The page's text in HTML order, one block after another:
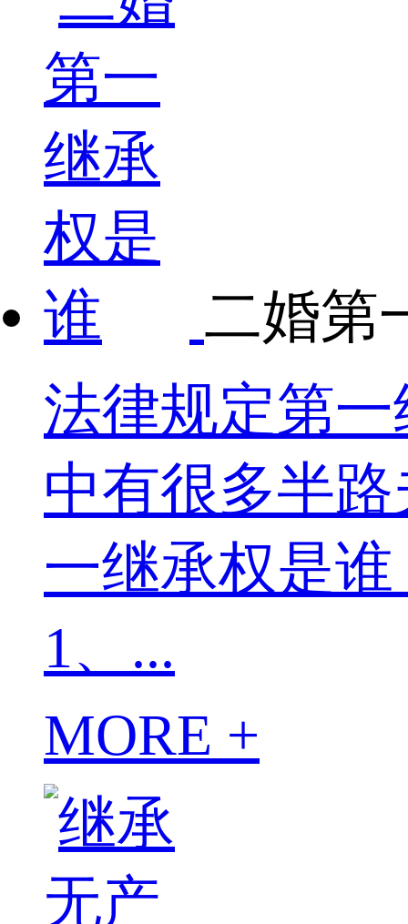
二婚第
法律规定第
中有很多半
一继承权是
1、...
MORE +